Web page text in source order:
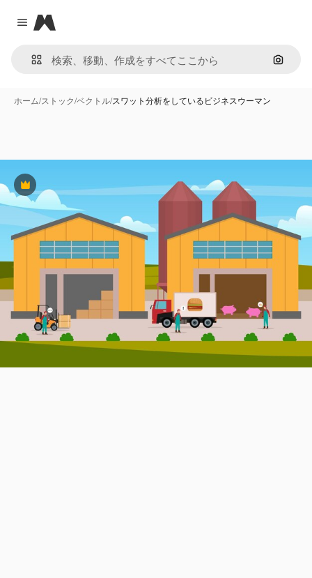
Close menu
Magnific
画像で
ホーム/ストック/ベクトル/スワット分析をしているビジネスウーマン
Premium